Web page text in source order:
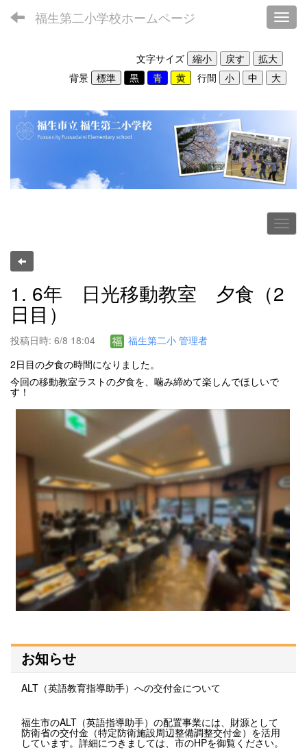
福生第二小学校ホームページ
文字サイズ
背景
行間
1. 6年 日光移動教室 夕食（2
日目）
投稿日時: 6/8 18:04
福生第二小 管理者
2日目の夕食の時間になりました。
今回の移動教室ラストの夕食を、噛み締めて楽しんでほしいで
す！
お知らせ
ALT（英語教育指導助手）への交付金について
福生市のALT（英語指導助手）の配置事業には、財源として
防衛省の交付金（特定防衛施設周辺整備調整交付金）を活用
しています。詳細につきましては、市のHPを御覧ください。